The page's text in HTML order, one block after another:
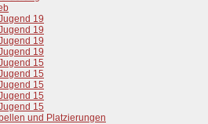
19
19
19
19
15
15
15
15
15
und Platzierungen